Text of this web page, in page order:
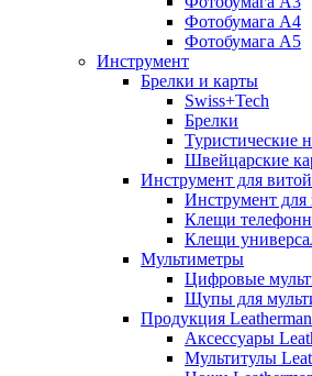
Фотобумага A4
Фотобумага A5
Инструмент
Брелки и карты
Swiss+Tech
Брелки
Туристические
Швейцарские
Инструмент для
Инструмент для
Клещи
Клещи
Мультиметры
Цифровые
Щупы для
Продукция Leatherman
Аксессуары
Мультитулы